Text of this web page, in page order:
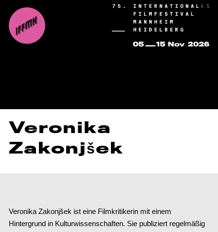
Veronika
Zakonjšek
Veronika Zakonjšek ist eine Filmkritikerin mit einem
Hintergrund in Kulturwissenschaften. Sie publiziert regelmäßig